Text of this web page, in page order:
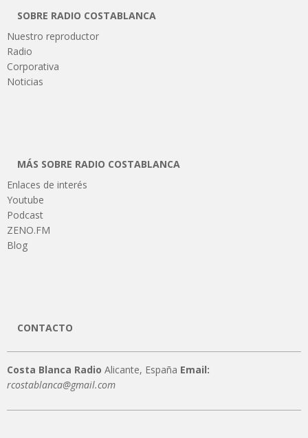
SOBRE RADIO COSTABLANCA
Nuestro reproductor
Radio
Corporativa
Noticias
MÁS SOBRE RADIO COSTABLANCA
Enlaces de interés
Youtube
Podcast
ZENO.FM
Blog
CONTACTO
Costa Blanca Radio Alicante, España Email:
rcostablanca@gmail.com